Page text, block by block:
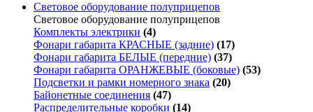
Световое оборудование полуприцепов
Световое оборудование полуприцепов
Комплекты электрики (4)
Фонари габарита КРАСНЫЕ (задние) (17)
Фонари габарита БЕЛЫЕ (передние) (37)
Фонари габарита ОРАНЖЕВЫЕ (боковые) (53)
Подсветки и рамки номерного знака (20)
Байонетные соединения (47)
Распределительные коробки (14)